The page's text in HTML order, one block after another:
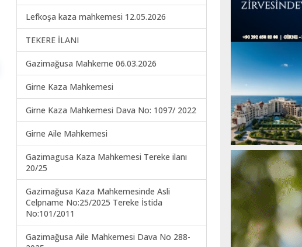
Lefkoşa kaza mahkemesi 12.05.2026
TEKERE İLANI
Gazimağusa Mahkeme 06.03.2026
Girne Kaza Mahkemesi
Girne Kaza Mahkemesi Dava No: 1097/ 2022
Girne Aile Mahkemesi
Gazimagusa Kaza Mahkemesi Tereke ilanı
20/25
Gazimağusa Kaza Mahkemesinde Asli
Celpname No:25/2025 Tereke İstida
No:101/2011
Gazimağusa Aile Mahkemesi Dava No 288-